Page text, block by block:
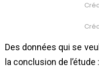
Des données qui se
la conclusion de l’étude :